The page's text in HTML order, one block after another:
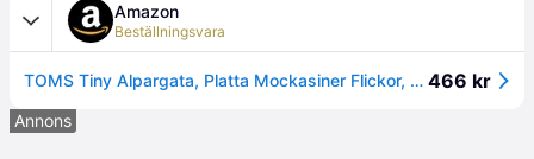
Amazon
Beställningsvara
TOMS Tiny Alpargata, Platta Mockasiner Flickor, Gold Crackle Folie, 19.5 EU 466 kr
Annons